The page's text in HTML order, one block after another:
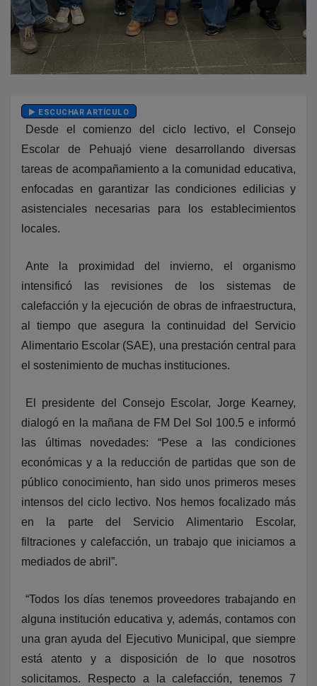
ESCUCHAR ARTÍCULO
Desde el comienzo del ciclo lectivo, el Consejo
Escolar de Pehuajó viene desarrollando diversas
tareas de acompañamiento a la comunidad educativa,
enfocadas en garantizar las condiciones edilicias y
asistenciales necesarias para los establecimientos
locales.
Ante la proximidad del invierno, el organismo
intensificó las revisiones de los sistemas de
calefacción y la ejecución de obras de infraestructura,
al tiempo que asegura la continuidad del Servicio
Alimentario Escolar (SAE), una prestación central para
el sostenimiento de muchas instituciones.
El presidente del Consejo Escolar, Jorge Kearney,
dialogó en la mañana de FM Del Sol 100.5 e informó
las últimas novedades: “Pese a las condiciones
económicas y a la reducción de partidas que son de
público conocimiento, han sido unos primeros meses
intensos del ciclo lectivo. Nos hemos focalizado más
en la parte del Servicio Alimentario Escolar,
filtraciones y calefacción, un trabajo que iniciamos a
mediados de abril”.
“Todos los días tenemos proveedores trabajando en
alguna institución educativa y, además, contamos con
una gran ayuda del Ejecutivo Municipal, que siempre
está atento y a disposición de lo que nosotros
solicitamos. Respecto a la calefacción, tenemos 7